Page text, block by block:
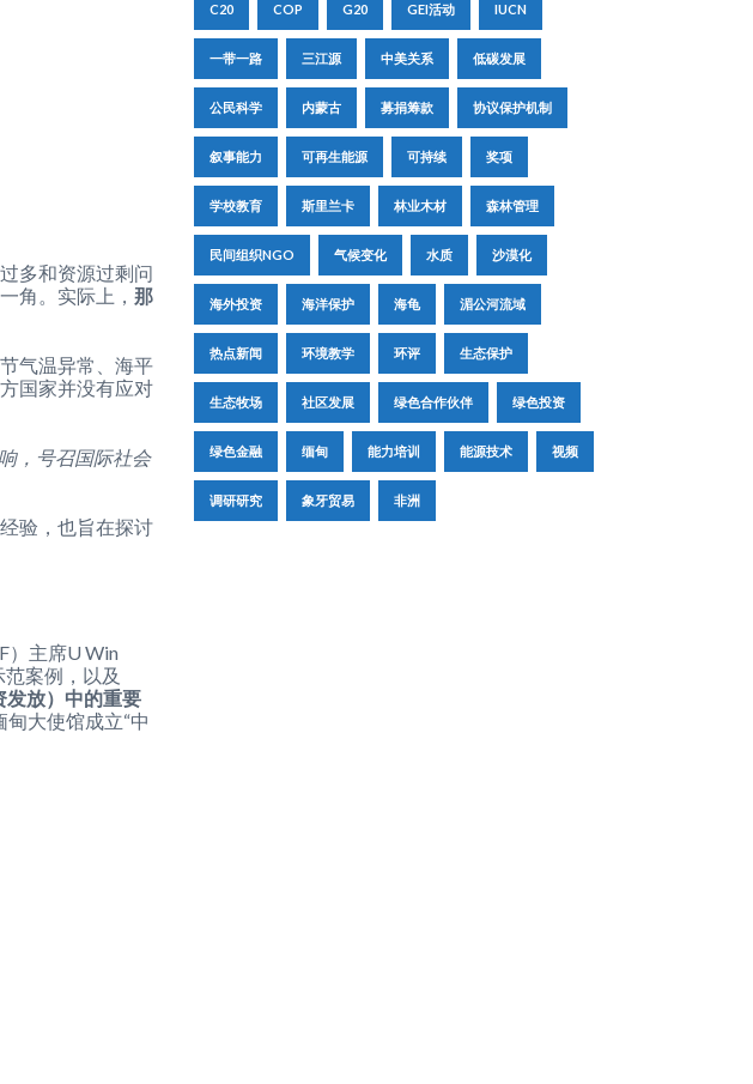
多和资源过剩问
角。实际上， 那
气温异常、海平
国家并没有应对
，号召国际社会
验，也旨在探讨
）主席U Win
案例，以及
发放）中的重要
大使馆成立“中
C20 COP G20 GEI活动 IUCN
一带一路 三江源 中美关系 低碳发展
公民科学 内蒙古 募捐筹款 协议保护机制
叙事能力 可再生能源 可持续 奖项
学校教育 斯里兰卡 林业木材 森林管理
民间组织NGO 气候变化 水质 沙漠化
海外投资 海洋保护 海龟 湄公河流域
热点新闻 环境教学 环评 生态保护
生态牧场 社区发展 绿色合作伙伴 绿色投资
绿色金融 缅甸 能力培训 能源技术 视频
调研研究 象牙贸易 非洲